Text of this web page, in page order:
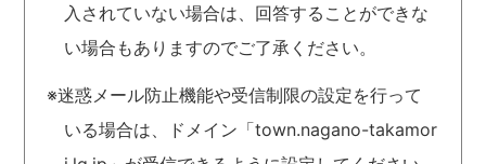
入されていない場合は、回答することができな
い場合もありますのでご了承ください。
※迷惑メール防止機能や受信制限の設定を行って
いる場合は、ドメイン「town.nagano-takamor